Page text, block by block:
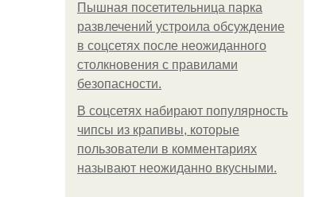
Пышная посетительница парка
развлечений устроила обсуждение
в соцсетях после неожиданного
столкновения с правилами
безопасности.
В соцсетях набирают популярность
чипсы из крапивы, которые
пользователи в комментариях
называют неожиданно вкусными.